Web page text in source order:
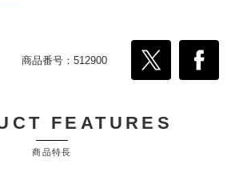
商品番号：512900
FEATURES
商品特長